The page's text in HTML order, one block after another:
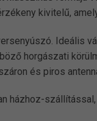
kivitelű,
horgászati
és piros
házhoz-